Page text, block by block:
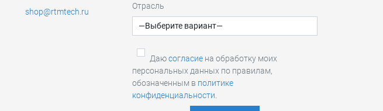
shop@rtmtech.ru
Отрасль
Даюсогласиена обработку моих
персональных данных по правилам,
обозначенным в политике
конфиденциальности.